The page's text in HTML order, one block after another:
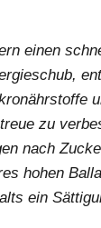
einen
zu
nach
hohen
ein